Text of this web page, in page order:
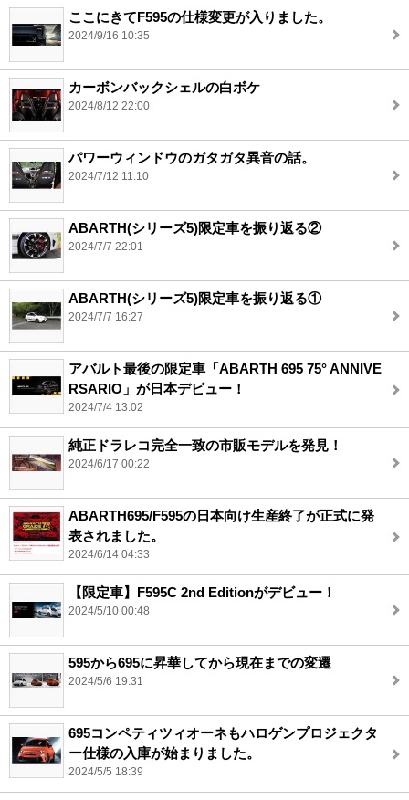
ここにきてF595の仕様変更が入りました。
2024/9/16 10:35
カーボンバックシェルの白ボケ
2024/8/12 22:00
パワーウィンドウのガタガタ異音の話。
2024/7/12 11:10
ABARTH(シリーズ5)限定車を振り返る②
2024/7/7 22:01
ABARTH(シリーズ5)限定車を振り返る①
2024/7/7 16:27
アバルト最後の限定車「ABARTH 695 75° ANNIVE
RSARIO」が日本デビュー！
2024/7/4 13:02
純正ドラレコ完全一致の市販モデルを発見！
2024/6/17 00:22
ABARTH695/F595の日本向け生産終了が正式に発
表されました。
2024/6/14 04:33
【限定車】F595C 2nd Editionがデビュー！
2024/5/10 00:48
595から695に昇華してから現在までの変遷
2024/5/6 19:31
695コンペティツィオーネもハロゲンプロジェクタ
ー仕様の入庫が始まりました。
2024/5/5 18:39